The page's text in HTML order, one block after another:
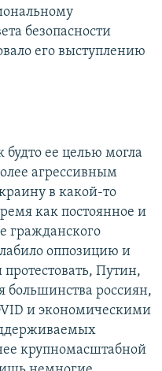
безопасности
его выступлению
будто ее целью могла
агрессивным
в какой-то
как постоянное и
гражданского
оппозицию и
Путин,
большинства россиян,
и экономическими
крупномасштабной